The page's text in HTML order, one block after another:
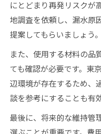
にとどまり再発リスクが
地調査を依頼し、漏水原
提案してもらいましょう。
また、使用する材料の品
ても確認が必要です。東
辺環境が存在するため、
談を参考にすることも有
最後に、将来的な維持管